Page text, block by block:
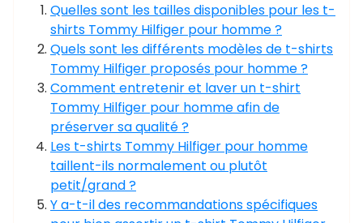
Quelles sont les tailles disponibles pour les t-
shirts Tommy Hilfiger pour homme ?
Quels sont les différents modèles de t-shirts
Tommy Hilfiger proposés pour homme ?
Comment entretenir et laver un t-shirt
Tommy Hilfiger pour homme afin de
préserver sa qualité ?
Les t-shirts Tommy Hilfiger pour homme
taillent-ils normalement ou plutôt
petit/grand ?
Y a-t-il des recommandations spécifiques